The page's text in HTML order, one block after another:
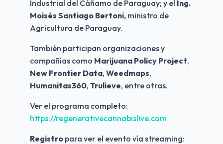
Industrial del Cáñamo de Paraguay; y el Ing.
Moisés Santiago Bertoni, ministro de
Agricultura de Paraguay.
También participan organizaciones y
compañías como Marijuana Policy Project
New Frontier Data, Weedmaps
Humanitas360, Trulieve, entre otras.
Ver el programa completo:
https://regenerativecannabislive.com
Registro